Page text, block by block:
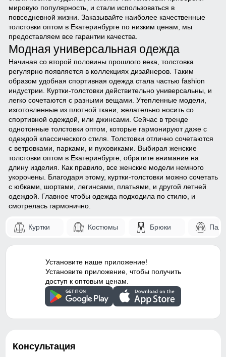
мировую популярность, и стали использоваться в
повседневной жизни. Заказывайте наиболее качественные
толстовки оптом в Екатеринбурге по низким ценам, мы
предоставляем все гарантии качества.
Модная универсальная одежда
Начиная со второй половины прошлого века, толстовка
регулярно появляется в коллекциях дизайнеров. Таким
образом удобная спортивная одежда стала частью fashion
индустрии. Куртки-толстовки действительно универсальны, и
легко сочетаются с разными вещами. Утепленные модели,
изготовленные из плотной ткани, желательно носить со
спортивной одеждой, или джинсами. Сейчас в тренде
однотонные толстовки оптом, которые гармонируют даже с
одеждой классического стиля. Толстовки отлично сочетаются
с ветровками парками , и пуховиками . Выбирая женские
толстовки оптом в Екатеринбурге, обратите внимание на
длину изделия. Как правило, все женские модели немного
укорочены. Благодаря этому, куртки-толстовки можно сочетать
с юбками, шортами, легинсами, платьями, и другой летней
одеждой. Главное чтобы одежда подходила по стилю, и
смотрелась гармонично.
Куртки Костюмы Брюки
Установите наше приложение!
Установите приложение, чтобы получить
доступ к оптовым ценам.
Консультация